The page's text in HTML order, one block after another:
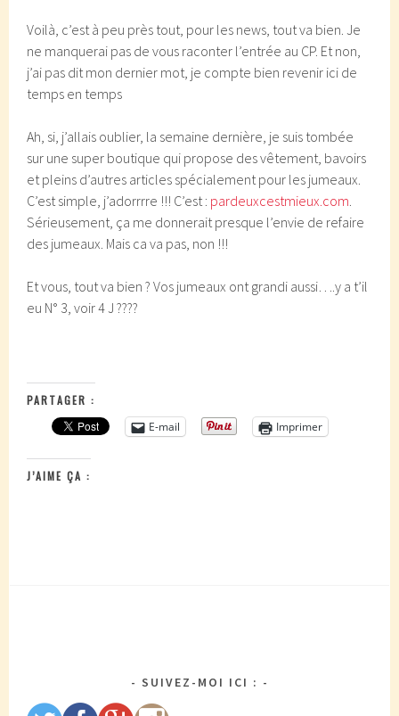
Voilà, c’est à peu près tout, pour les news, tout va bien. Je
ne manquerai pas de vous raconter l’entrée au CP. Et non,
j’ai pas dit mon dernier mot, je compte bien revenir ici de
temps en temps
Ah, si, j’allais oublier, la semaine dernière, je suis tombée
sur une super boutique qui propose des vêtement, bavoirs
et pleins d’autres articles spécialement pour les jumeaux.
C’est simple, j’adorrrre !!! C’est : pardeuxcestmieux.com.
Sérieusement, ça me donnerait presque l’envie de refaire
des jumeaux. Mais ca va pas, non !!!
Et vous, tout va bien ? Vos jumeaux ont grandi aussi….y a t’il
eu N° 3, voir 4 J ????
PARTAGER :
E-mail
Imprimer
J’AIME ÇA :
SUIVEZ-MOI ICI :